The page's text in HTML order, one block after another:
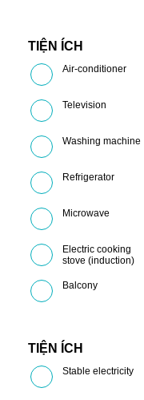
TIỆN ÍCH
Air-conditioner
Television
Washing machine
Refrigerator
Microwave
Electric cooking
stove (induction)
Balcony
TIỆN ÍCH
Stable electricity